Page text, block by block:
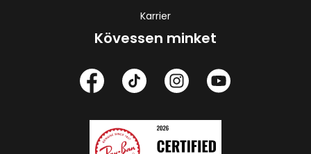
Karrier
Kövessen minket